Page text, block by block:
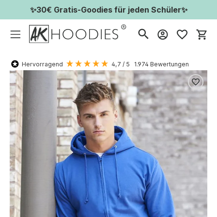
✨30€ Gratis-Goodies für jeden Schüler✨
Hervorragend 4,7 / 5 1.974 Bewertungen